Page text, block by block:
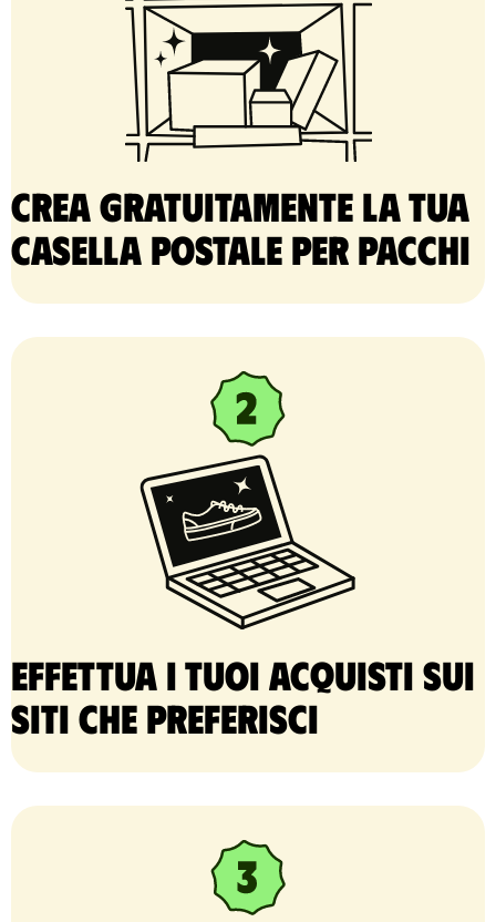
Crea gratuitamente la tua
casella postale per pacchi
Effettua i tuoi acquisti sui
siti che preferisci